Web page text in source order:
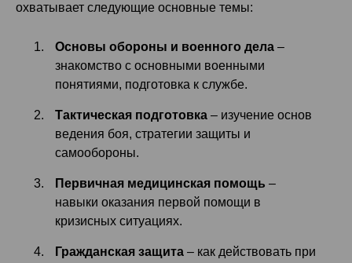
охватывает следующие основные темы:
Основы обороны и военного дела –
знакомство с основными военными
понятиями, подготовка к службе.
Тактическая подготовка – изучение основ
ведения боя, стратегии защиты и
самообороны.
Первичная медицинская помощь –
навыки оказания первой помощи в
кризисных ситуациях.
Гражданская защита – как действовать при